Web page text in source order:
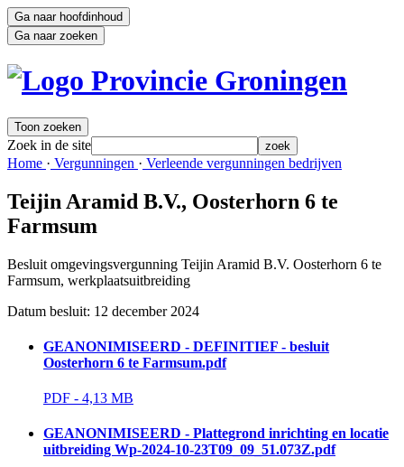
Ga naar hoofdinhoud
Ga naar zoeken
Toon zoeken
Zoek in de site zoek
Home · Vergunningen · Verleende vergunningen bedrijven
Teijin Aramid B.V., Oosterhorn 6 te
Farmsum
Besluit omgevingsvergunning Teijin Aramid B.V. Oosterhorn 6 te
Farmsum, werkplaatsuitbreiding
Datum besluit: 12 december 2024
GEANONIMISEERD - DEFINITIEF - besluit
Oosterhorn 6 te Farmsum.pdf
PDF - 4,13 MB
GEANONIMISEERD - Plattegrond inrichting en locatie
uitbreiding Wp-2024-10-23T09_09_51.073Z.pdf